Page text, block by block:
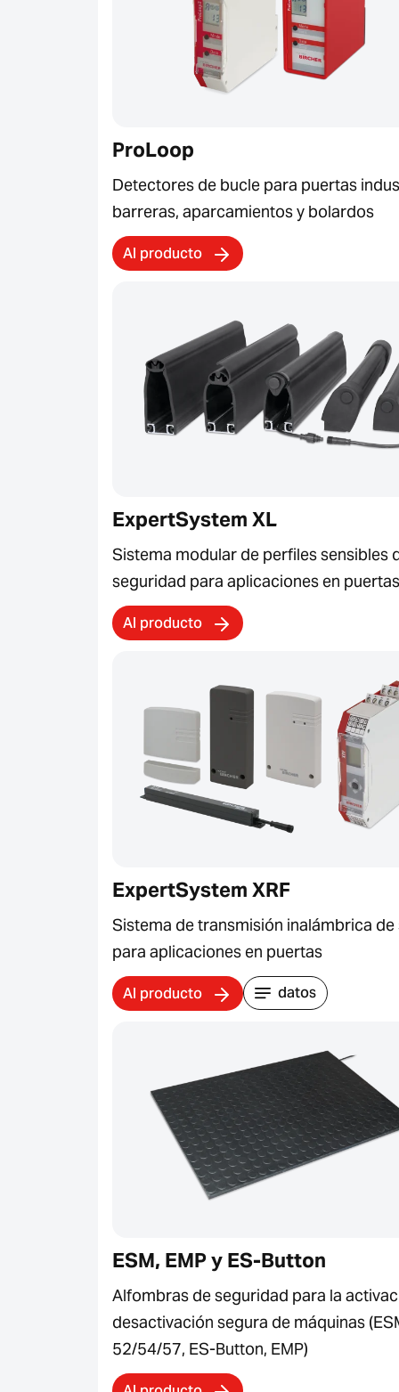
ProLoop
Detectores de bucle para puertas
barreras, aparcamientos y bolardos
Al producto
ExpertSystem XL
Sistema modular de perfiles sensibles
seguridad para aplicaciones en puertas
Al producto
ExpertSystem XRF
Sistema de transmisión inalámbrica de
para aplicaciones en puertas
Al producto datos
ESM, EMP y ES-Button
Alfombras de seguridad para la
desactivación segura de máquinas
52/54/57, ES-Button, EMP)